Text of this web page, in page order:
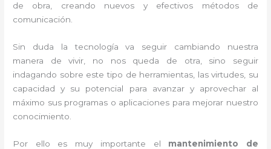
de obra, creando nuevos y efectivos métodos de
comunicación.
Sin duda la tecnología va seguir cambiando nuestra
manera de vivir, no nos queda de otra, sino seguir
indagando sobre este tipo de herramientas, las virtudes, su
capacidad y su potencial para avanzar y aprovechar al
máximo sus programas o aplicaciones para mejorar nuestro
conocimiento.
Por ello es muy importante el mantenimiento de